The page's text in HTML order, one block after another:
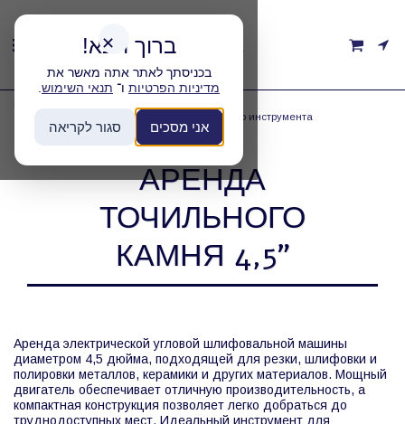
✕
ברוך הבא!
בכניסתך לאתר אתה מאשר את
מדיניות הפרטיות ו־ תנאי השימוש
אני מסכים סגור לקריאה
Аренда режущего/заточного/полировального инструмента
Аренда точильного камня 4,5"
АРЕНДА
ТОЧИЛЬНОГО
КАМНЯ 4,5"
Аренда электрической угловой шлифовальной машины
диаметром 4,5 дюйма, подходящей для резки, шлифовки и
полировки металлов, керамики и других материалов. Мощный
двигатель обеспечивает отличную производительность, а
компактная конструкция позволяет легко добраться до
труднодоступных мест. Идеальный инструмент для